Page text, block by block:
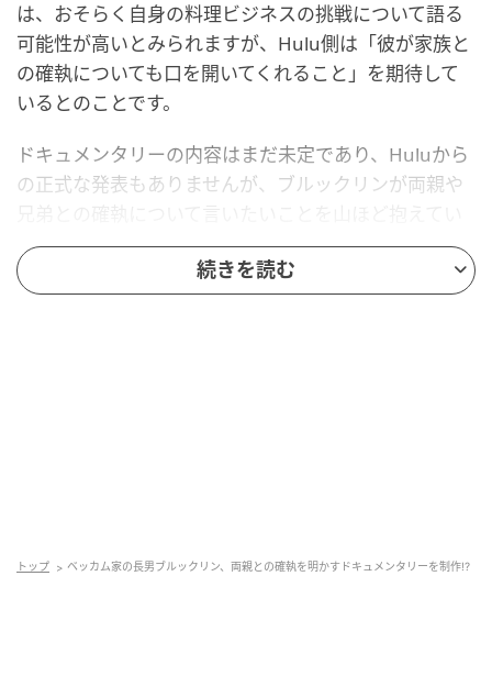
は、おそらく自身の料理ビジネスの挑戦について語る
可能性が高いとみられますが、Hulu側は「彼が家族と
の確執についても口を開いてくれること」を期待して
いるとのことです。
ドキュメンタリーの内容はまだ未定であり、Huluから
の正式な発表もありませんが、ブルックリンが両親や
るのはほぼ間違いありません。おさらいすると、ブル
ックリンは今年1月、デヴィッドとヴィクトリアがニコ
ラとの関係を壊そうとしているとする衝撃的な声明を
being controlled […] Weeks before our big day,
続きを読む
トップ ベッカム家の長男ブルックリン、両親との確執を明かすドキュメンタリーを制作!?